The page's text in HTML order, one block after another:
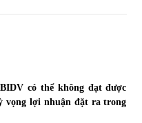
xuất khẩu nhiều nhất tháng
CTCK mua ròng 28,7 tỷ đồng
có thể không đạt được
vọng lợi nhuận đặt ra trong